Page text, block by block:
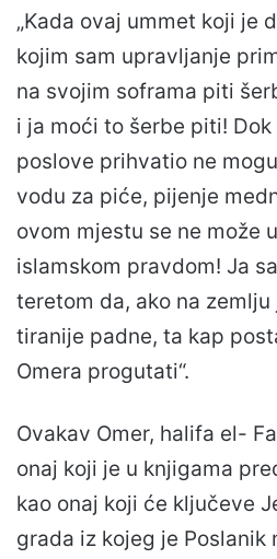
„Kada ovaj ummet koji je
kojim sam upravljanje
na svojim soframa piti
i ja moći to šerbe piti!
poslove prihvatio ne
vodu za piće, pijenje
ovom mjestu se ne može
islamskom pravdom! Ja
teretom da, ako na
tiranije padne, ta kap
Omera progutati“.
Ovakav Omer, halifa el-
onaj koji je u knjigama
kao onaj koji će ključeve
grada iz kojeg je Poslanik